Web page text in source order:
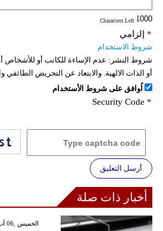
: Characters Left
إلزامي *
شروط الاستخدام
شروط النشر: عدم الإساءة للكاتب أو للأشخاص
أو الذات الالهية. والابتعاد عن التحريض الطائفي
اُوافق على شروط الأستخدام
Security Code *
أرسل التعليق
أخبار ذات صلة
GMT 09:50 2026 الخميس ,06 آب / أغسطس